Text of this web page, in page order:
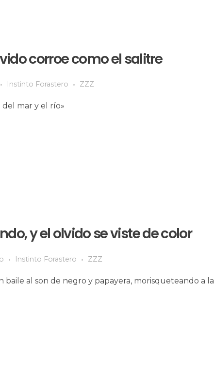
corroe como el salitre
Instinto Forastero ZZZ
mar y el río»
y el olvido se viste de color
Instinto Forastero ZZZ
baile al son de negro y papayera, morisqueteando a la